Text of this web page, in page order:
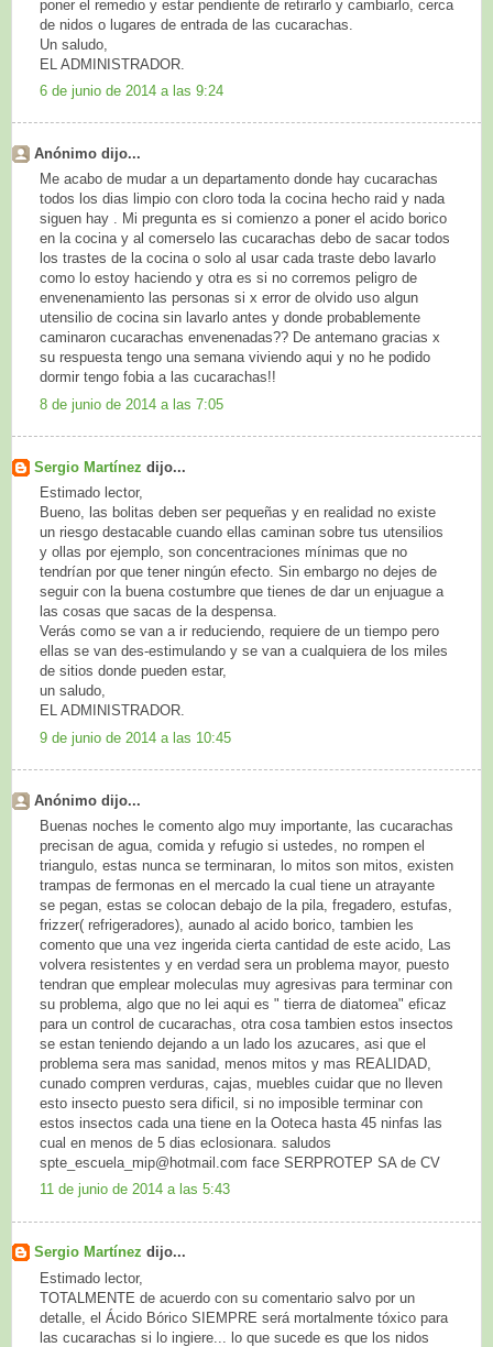
poner el remedio y estar pendiente de retirarlo y cambiarlo, cerca
de nidos o lugares de entrada de las cucarachas.
Un saludo,
EL ADMINISTRADOR.
6 de junio de 2014 a las 9:24
Anónimo dijo...
Me acabo de mudar a un departamento donde hay cucarachas
todos los dias limpio con cloro toda la cocina hecho raid y nada
siguen hay . Mi pregunta es si comienzo a poner el acido borico
en la cocina y al comerselo las cucarachas debo de sacar todos
los trastes de la cocina o solo al usar cada traste debo lavarlo
como lo estoy haciendo y otra es si no corremos peligro de
envenenamiento las personas si x error de olvido uso algun
utensilio de cocina sin lavarlo antes y donde probablemente
caminaron cucarachas envenenadas?? De antemano gracias x
su respuesta tengo una semana viviendo aqui y no he podido
dormir tengo fobia a las cucarachas!!
8 de junio de 2014 a las 7:05
Sergio Martínez dijo...
Estimado lector,
Bueno, las bolitas deben ser pequeñas y en realidad no existe
un riesgo destacable cuando ellas caminan sobre tus utensilios
y ollas por ejemplo, son concentraciones mínimas que no
tendrían por que tener ningún efecto. Sin embargo no dejes de
seguir con la buena costumbre que tienes de dar un enjuague a
las cosas que sacas de la despensa.
Verás como se van a ir reduciendo, requiere de un tiempo pero
ellas se van des-estimulando y se van a cualquiera de los miles
de sitios donde pueden estar,
un saludo,
EL ADMINISTRADOR.
9 de junio de 2014 a las 10:45
Anónimo dijo...
Buenas noches le comento algo muy importante, las cucarachas
precisan de agua, comida y refugio si ustedes, no rompen el
triangulo, estas nunca se terminaran, lo mitos son mitos, existen
trampas de fermonas en el mercado la cual tiene un atrayante
se pegan, estas se colocan debajo de la pila, fregadero, estufas,
frizzer( refrigeradores), aunado al acido borico, tambien les
comento que una vez ingerida cierta cantidad de este acido, Las
volvera resistentes y en verdad sera un problema mayor, puesto
tendran que emplear moleculas muy agresivas para terminar con
su problema, algo que no lei aqui es " tierra de diatomea" eficaz
para un control de cucarachas, otra cosa tambien estos insectos
se estan teniendo dejando a un lado los azucares, asi que el
problema sera mas sanidad, menos mitos y mas REALIDAD,
cunado compren verduras, cajas, muebles cuidar que no lleven
esto insecto puesto sera dificil, si no imposible terminar con
estos insectos cada una tiene en la Ooteca hasta 45 ninfas las
cual en menos de 5 dias eclosionara. saludos
spte_escuela_mip@hotmail.com face SERPROTEP SA de CV
11 de junio de 2014 a las 5:43
Sergio Martínez dijo...
Estimado lector,
TOTALMENTE de acuerdo con su comentario salvo por un
detalle, el Ácido Bórico SIEMPRE será mortalmente tóxico para
las cucarachas si lo ingiere... lo que sucede es que los nidos